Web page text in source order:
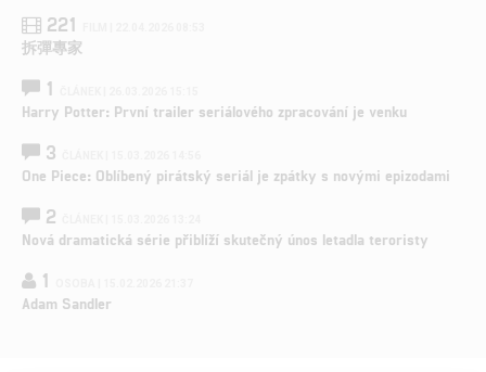
221
拆彈專家
1
Harry Potter: První trailer seriálového zpracování je venku
3
One Piece: Oblíbený pirátský seriál je zpátky s novými epizodami
2
Nová dramatická série přiblíží skutečný únos letadla teroristy
1
Adam Sandler